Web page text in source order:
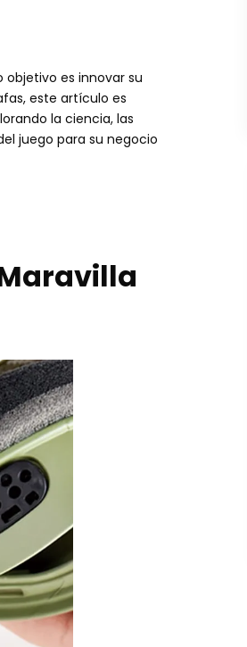
es innovar su
este artículo es
la ciencia, las
juego para su negocio